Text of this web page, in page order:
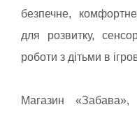
безпечне,
для розвитку,
роботи з дітьми в
Магазин